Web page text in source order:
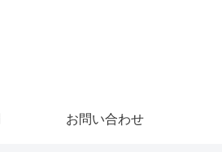
お問い合わせ